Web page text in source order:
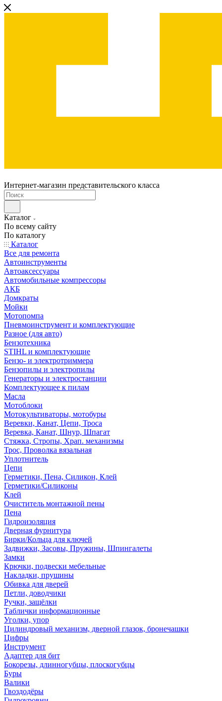
Интернет-магазин представительского класса
Каталог
По всему сайту
По каталогу
Каталог
Все для ремонта
Автоинструменты
Автоаксессуары
Автомобильные компрессоры
АКБ
Домкраты
Мойки
Мотопомпа
Пневмоинструмент и комплектующие
Разное (для авто)
Бензотехника
STIHL и комплектующие
Бензо- и электротриммера
Бензопилы и электропилы
Генераторы и электростанции
Комплектующее к пилам
Масла
Мотоблоки
Мотокультиваторы, мотобуры
Веревки, Канат, Цепи, Троса
Веревка, Канат, Шнур, Шпагат
Стяжка, Стропы, Храп. механизмы
Трос, Проволка вязальная
Уплотнитель
Цепи
Герметики, Пена, Силикон, Клей
Герметики/Силиконы
Клей
Очиститель монтажной пены
Пена
Гидроизоляция
Дверная фурнитура
Бирки/Кольца для ключей
Задвижки, Засовы, Пружины, Шпингалеты
Замки
Крючки, подвески мебельные
Накладки, прушины
Обивка для дверей
Петли, доводчики
Ручки, защёлки
Таблички информационные
Уголки, упор
Цилиндровый механизм, дверной глазок, бронечашки
Цифры
Инструмент
Адаптер для бит
Бокорезы, длинногубцы, плоскогубцы
Буры
Валики
Гвоздодёры